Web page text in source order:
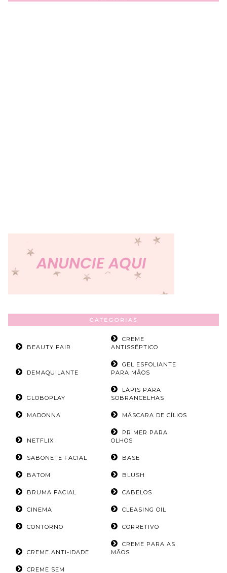
CATEGORIAS
BEAUTY FAIR
CREME
ANTISSÉPTICO
DEMAQUILANTE
GEL ESFOLIANTE
PARA MÃOS
GLOBOPLAY
LÁPIS PARA
SOBRANCELHAS
MADONNA MÁSCARA DE CÍLIOS
NETFLIX
PRIMER PARA
OLHOS
SABONETE FACIAL BASE
BATOM BLUSH
BRUMA FACIAL CABELOS
CINEMA CLEASING OIL
CONTORNO CORRETIVO
CREME ANTI-IDADE
CREME PARA AS
MÃOS
CREME SEM